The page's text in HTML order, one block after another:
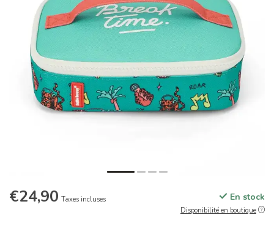
€24,90 Taxes incluses En stock
Disponibilité en boutique